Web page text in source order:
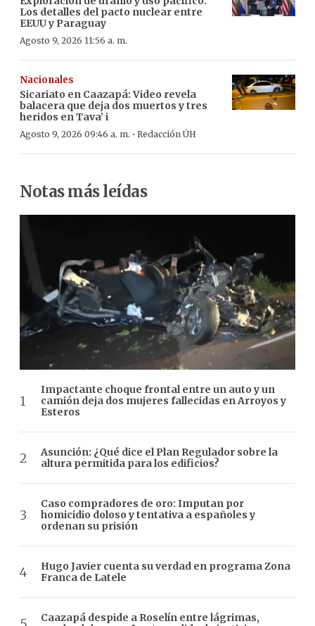
Los detalles del pacto nuclear entre
EEUU y Paraguay
Agosto 9, 2026 11:56 a. m.
Nacionales
Sicariato en Caazapá: Video revela
balacera que deja dos muertos y tres
heridos en Tava’ i
Agosto 9, 2026 09:46 a. m. · Redacción ÚH
Notas más leídas
Impactante choque frontal entre un auto y un
camión deja dos mujeres fallecidas en Arroyos y
Esteros
Asunción: ¿Qué dice el Plan Regulador sobre la
altura permitida para los edificios?
Caso compradores de oro: Imputan por
homicidio doloso y tentativa a españoles y
ordenan su prisión
Hugo Javier cuenta su verdad en programa Zona
Franca de Latele
Caazapá despide a Roselín entre lágrimas,